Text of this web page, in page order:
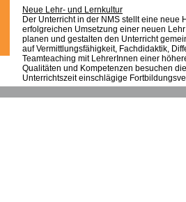
Neue Lehr- und Lernkultur
Der Unterricht in der NMS stellt eine neue
erfolgreichen Umsetzung einer neuen
planen und gestalten den Unterricht
auf Vermittlungsfähigkeit, Fachdidaktik,
Teamteaching mit LehrerInnen einer
Qualitäten und Kompetenzen besuchen
Unterrichtszeit einschlägige